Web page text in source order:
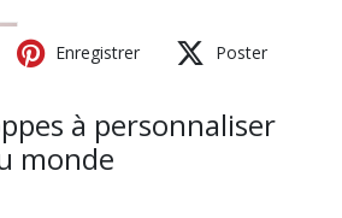
Enregistrer Poster
à personnaliser
monde